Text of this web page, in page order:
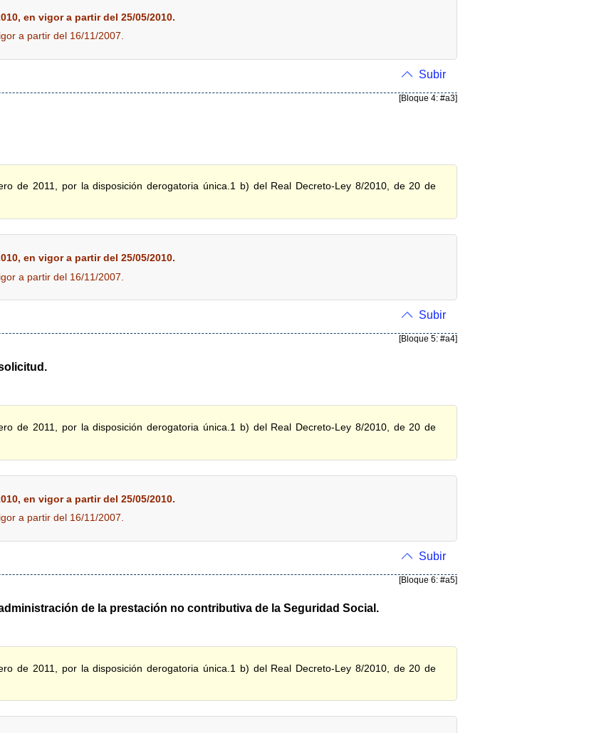
en vigor a partir del 25/05/2010.
a partir del 16/11/2007.
Subir
[Bloque 4: #a3]
de 2011, por la disposición derogatoria única.1 b) del Real Decreto-Ley 8/2010, de 20 de
en vigor a partir del 25/05/2010.
a partir del 16/11/2007.
Subir
[Bloque 5: #a4]
de 2011, por la disposición derogatoria única.1 b) del Real Decreto-Ley 8/2010, de 20 de
en vigor a partir del 25/05/2010.
a partir del 16/11/2007.
Subir
[Bloque 6: #a5]
de la prestación no contributiva de la Seguridad Social.
de 2011, por la disposición derogatoria única.1 b) del Real Decreto-Ley 8/2010, de 20 de